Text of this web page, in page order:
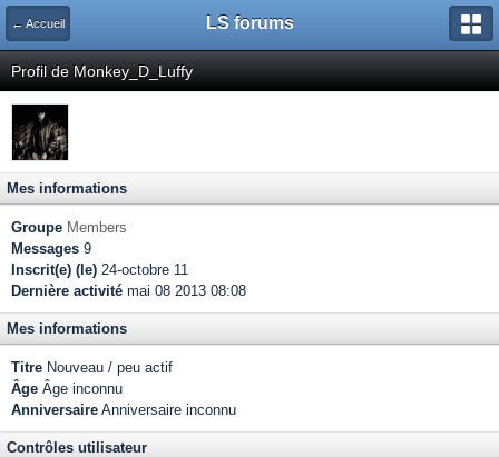
← Accueil LS forums
Profil de Monkey_D_Luffy
Mes informations
Groupe Members
Messages 9
Inscrit(e) (le) 24-octobre 11
Dernière activité mai 08 2013 08:08
Mes informations
Titre Nouveau / peu actif
Âge Âge inconnu
Anniversaire Anniversaire inconnu
Contrôles utilisateur